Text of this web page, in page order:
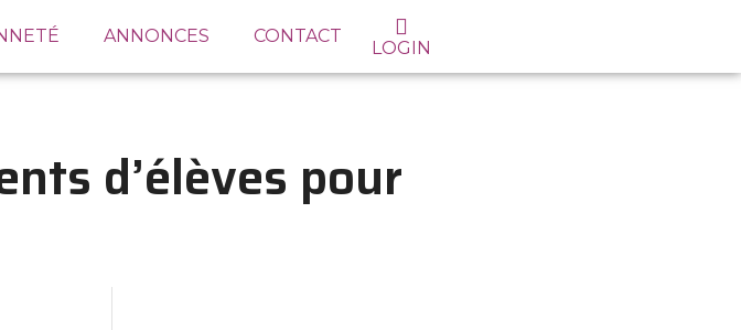
ANNONCES CONTACT
LOGIN
d’élèves pour